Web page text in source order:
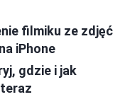
filmiku ze zdjęć
iPhone
gdzie i jak